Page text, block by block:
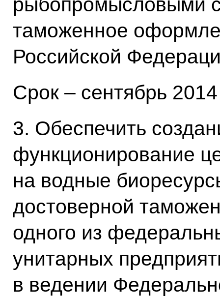
таможенное
Российской
Срок – сентябрь 2014
3. Обеспечить
функционирование
на водные
достоверной
одного из
унитарных
в ведении